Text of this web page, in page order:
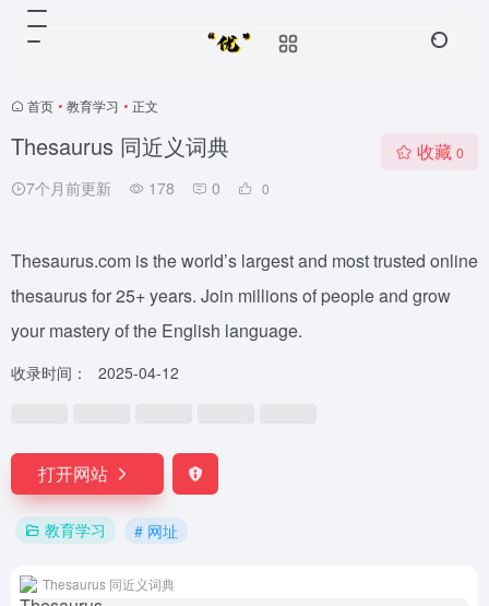
首页 • 教育学习 • 正文
Thesaurus 同近义词典
7个月前更新 178 0 0
收藏 0
Thesaurus.com is the world’s largest and most trusted online
thesaurus for 25+ years. Join millions of people and grow
your mastery of the English language.
收录时间： 2025-04-12
打开网站
教育学习 # 网址
Thesaurus 同近义词典